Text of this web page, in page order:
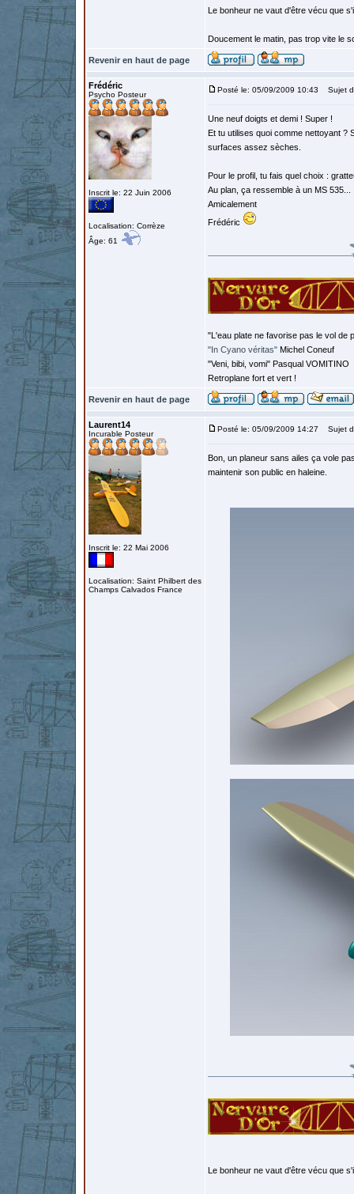
Le bonheur ne vaut d'être vécu que
Doucement le matin, pas trop vite le
Revenir en haut de page
Frédéric
Psycho Posteur
Inscrit le: 22 Juin 2006
Localisation: Corrèze
Âge: 61
Posté le: 05/09/2009 10:43 Sujet
Une neuf doigts et demi ! Super !
Et tu utilises quoi comme nettoyant ?
surfaces assez sèches.
Pour le profil, tu fais quel choix :
Au plan, ça ressemble à un MS 535...
Amicalement
Frédéric
"L'eau plate ne favorise pas le vol de
"In Cyano véritas" Michel Coneuf
"Veni, bibi, vomi" Pasqual VOMITINO
Retroplane fort et vert !
Revenir en haut de page
Laurent14
Incurable Posteur
Inscrit le: 22 Mai 2006
Localisation: Saint Philbert des
Champs Calvados France
Posté le: 05/09/2009 14:27 Sujet
Bon, un planeur sans ailes ça vole
maintenir son public en haleine.
Le bonheur ne vaut d'être vécu que